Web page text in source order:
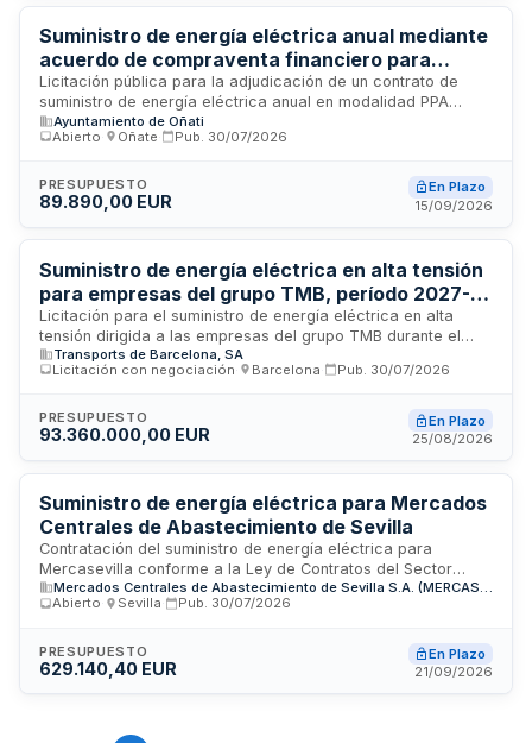
más bajo en el componente de energía.
Suministro de energía eléctrica anual mediante
acuerdo de compraventa financiero para
MERKAOÑA S.L.
Licitación pública para la adjudicación de un contrato de
suministro de energía eléctrica anual en modalidad PPA
(Power Purchase Agreement) financiero. El organismo
contratante es MERKAOÑA S.L., que requiere el suministro de
adjudicación por criterios de calidad-precio. El contrato tiene
duración inicial de un año, sin revisión de precios, regido por
Ayuntamiento de Oñati
Abierto
Oñate Pub. 30/07/2026
PRESUPUESTO
89.890,00 EUR
En Plazo
15/09/2026
Suministro de energía eléctrica en alta tensión
para empresas del grupo TMB, período 2027-
2029
Licitación para el suministro de energía eléctrica en alta
tensión dirigida a las empresas del grupo TMB durante el
período 2027-2029. El procedimiento se rige por el Real
Decreto-ley 3/2020 y se trata de una compra conjunta
operan en el sector del transporte. Las características
particulares de cada suministro y la segmentación de
estableciéndose que todos los participantes deben estar
conectados a la red en escalón de tensión 1 y 2.
Transports de Barcelona, SA
Licitación con negociación
Barcelona Pub. 30/07/2026
PRESUPUESTO
93.360.000,00 EUR
En Plazo
25/08/2026
Suministro de energía eléctrica para Mercados
Centrales de Abastecimiento de Sevilla
Contratación del suministro de energía eléctrica para
Mercasevilla conforme a la Ley de Contratos del Sector
Público. El contrato regula la prestación de energía eléctrica
necesaria para el funcionamiento de los Mercados Centrales
general de licitación. Las condiciones específicas, duración,
precio y demás características particulares del suministro se
Mercados Centrales de Abastecimiento de Sevilla S.A. (MERCASEVILLA S.A.)
Abierto
Sevilla Pub. 30/07/2026
PRESUPUESTO
629.140,40 EUR
En Plazo
21/09/2026